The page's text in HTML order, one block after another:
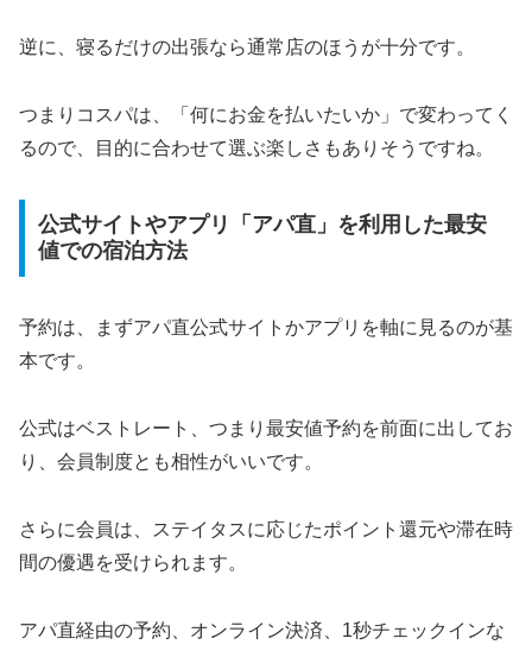
逆に、寝るだけの出張なら通常店のほうが十分です。
つまりコスパは、「何にお金を払いたいか」で変わってく
るので、目的に合わせて選ぶ楽しさもありそうですね。
公式サイトやアプリ「アパ直」を利用した最安
値での宿泊方法
予約は、まずアパ直公式サイトかアプリを軸に見るのが基
本です。
公式はベストレート、つまり最安値予約を前面に出してお
り、会員制度とも相性がいいです。
さらに会員は、ステイタスに応じたポイント還元や滞在時
間の優遇を受けられます。
アパ直経由の予約、オンライン決済、1秒チェックインな